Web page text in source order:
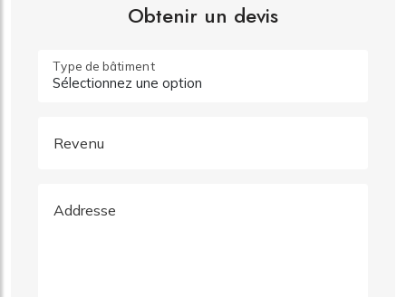
Obtenir un devis
Type de bâtiment
Revenu
Addresse